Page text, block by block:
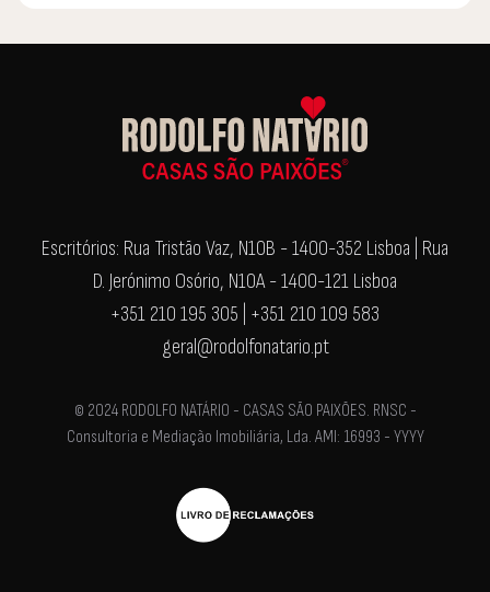
Escritórios: Rua Tristão Vaz, N10B - 1400-352 Lisboa | Rua
D. Jerónimo Osório, N10A - 1400-121 Lisboa
+351 210 195 305 | +351 210 109 583
geral@rodolfonatario.pt
© 2024 RODOLFO NATÁRIO - CASAS SÃO PAIXÕES. RNSC -
Consultoria e Mediação Imobiliária, Lda. AMI: 16993 - YYYY